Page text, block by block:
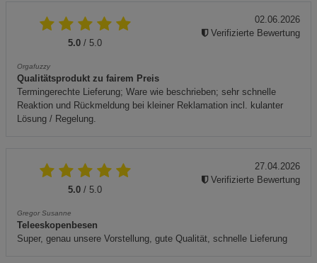
5.0 / 5.0
Orgafuzzy
Qualitätsprodukt zu fairem Preis
Termingerechte Lieferung; Ware wie beschrieben; sehr schnelle
Reaktion und Rückmeldung bei kleiner Reklamation incl. kulanter
Lösung / Regelung.
02.06.2026
Verifizierte Bewertung
5.0 / 5.0
Gregor Susanne
Teleeskopenbesen
Super, genau unsere Vorstellung, gute Qualität, schnelle Lieferung
27.04.2026
Verifizierte Bewertung